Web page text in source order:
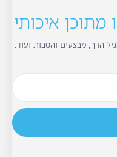
מתוכן איכותי
הרך, מבצעים והטבות ועוד.